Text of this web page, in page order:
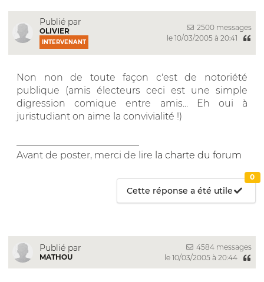
Publié par
OLIVIER
INTERVENANT
2500 messages
le 10/03/2005 à 20:41
Non non de toute façon c'est de notoriété
publique (amis électeurs ceci est une simple
digression comique entre amis... Eh oui à
juristudiant on aime la convivialité !)
Avant de poster, merci de lire la charte du forum
Cette réponse a été utile
0
Publié par
MATHOU
4584 messages
le 10/03/2005 à 20:44